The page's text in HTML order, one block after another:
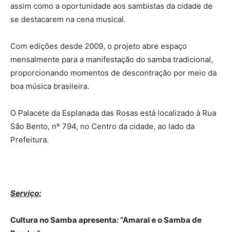
assim como a oportunidade aos sambistas da cidade de
se destacarem na cena musical.
Com edições desde 2009, o projeto abre espaço
mensalmente para a manifestação do samba tradicional,
proporcionando momentos de descontração por meio da
boa música brasileira.
O Palacete da Esplanada das Rosas está localizado à Rua
São Bento, nº 794, no Centro da cidade, ao lado da
Prefeitura.
Serviço:
Cultura no Samba apresenta: “Amaral e o Samba de